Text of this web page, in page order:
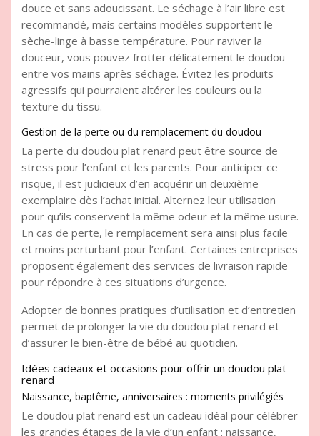
douce et sans adoucissant. Le séchage à l’air libre est
recommandé, mais certains modèles supportent le
sèche-linge à basse température. Pour raviver la
douceur, vous pouvez frotter délicatement le doudou
entre vos mains après séchage. Évitez les produits
agressifs qui pourraient altérer les couleurs ou la
texture du tissu.
Gestion de la perte ou du remplacement du doudou
La perte du doudou plat renard peut être source de
stress pour l’enfant et les parents. Pour anticiper ce
risque, il est judicieux d’en acquérir un deuxième
exemplaire dès l’achat initial. Alternez leur utilisation
pour qu’ils conservent la même odeur et la même usure.
En cas de perte, le remplacement sera ainsi plus facile
et moins perturbant pour l’enfant. Certaines entreprises
proposent également des services de livraison rapide
pour répondre à ces situations d’urgence.
Adopter de bonnes pratiques d’utilisation et d’entretien
permet de prolonger la vie du doudou plat renard et
d’assurer le bien-être de bébé au quotidien.
Idées cadeaux et occasions pour offrir un doudou plat
renard
Naissance, baptême, anniversaires : moments privilégiés
Le doudou plat renard est un cadeau idéal pour célébrer
les grandes étapes de la vie d’un enfant : naissance,